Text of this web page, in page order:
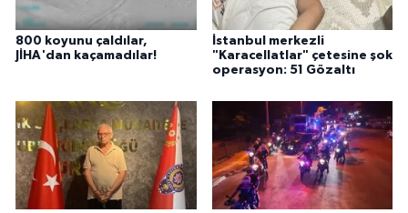
800 koyunu çaldılar,
JİHA'dan kaçamadılar!
İstanbul merkezli
"Karacellatlar" çetesine şok
operasyon: 51 Gözaltı